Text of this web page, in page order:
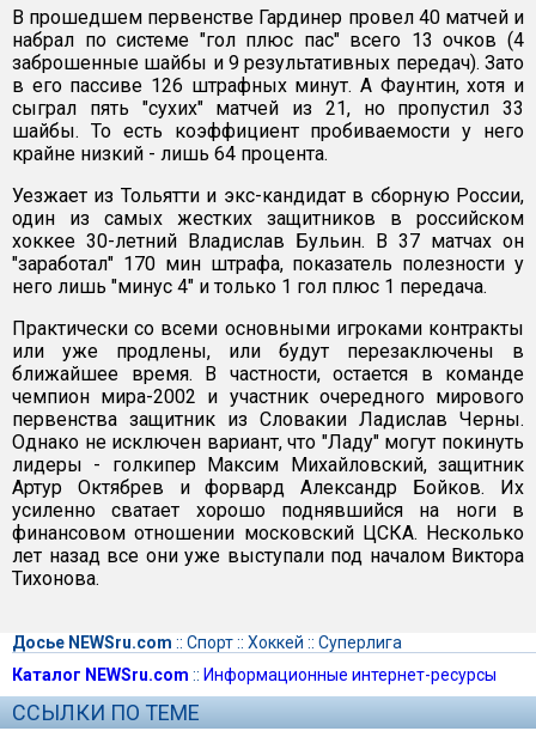
В прошедшем первенстве Гардинер провел 40 матчей и
набрал по системе "гол плюс пас" всего 13 очков (4
заброшенные шайбы и 9 результативных передач). Зато
в его пассиве 126 штрафных минут. А Фаунтин, хотя и
сыграл пять "сухих" матчей из 21, но пропустил 33
шайбы. То есть коэффициент пробиваемости у него
крайне низкий - лишь 64 процента.
Уезжает из Тольятти и экс-кандидат в сборную России,
один из самых жестких защитников в российском
хоккее 30-летний Владислав Бульин. В 37 матчах он
"заработал" 170 мин штрафа, показатель полезности у
него лишь "минус 4" и только 1 гол плюс 1 передача.
Практически со всеми основными игроками контракты
или уже продлены, или будут перезаключены в
ближайшее время. В частности, остается в команде
чемпион мира-2002 и участник очередного мирового
первенства защитник из Словакии Ладислав Черны.
Однако не исключен вариант, что "Ладу" могут покинуть
лидеры - голкипер Максим Михайловский, защитник
Артур Октябрев и форвард Александр Бойков. Их
усиленно сватает хорошо поднявшийся на ноги в
финансовом отношении московский ЦСКА. Несколько
лет назад все они уже выступали под началом Виктора
Тихонова.
Досье NEWSru.com :: Спорт:: Хоккей :: Суперлига
Каталог NEWSru.com :: Информационные интернет-ресурсы
ССЫЛКИ ПО ТЕМЕ